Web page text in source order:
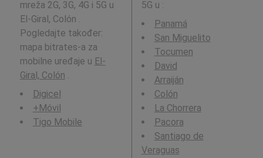
mreža 2G, 3G, 4G i 5G u
El-Giral, Colón .
Pogledajte također:
mapa bitrates-a za
mobilne uređaje u El-
Giral, Colón .
Digicel
+Móvil
Tigo Mobile
5G u :
Panamá
San Miguelito
Tocumen
David
Arraiján
Colón
La Chorrera
Pacora
Santiago de
Veraguas